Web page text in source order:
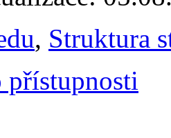
, Struktura
přístupnosti